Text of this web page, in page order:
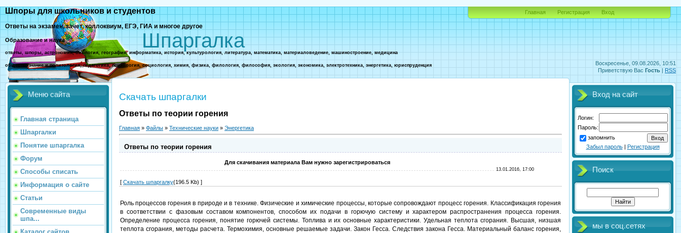
Воскресенье, 09.08.2026, 10:51
Приветствую Вас Гость RSS
Шпаргалка
Шпоры для школьников и студентов
Ответы на экзамен, зачет, коллоквиум, ЕГЭ, ГИА и многое другое
Образование и наука
ответы, шпоры, астрономия, биология, география, информатика, история, культурология, литература, математика, материаловедение, машиностроение, медицина
обществознание и политология, педагогика, психология, социология, химия, физика, филология, философия, экология, экономика, электротехника, энергетика, юриспруденция
Главная Регистрация Вход
Меню сайта
Главная страница
Шпаргалки
Понятие шпаргалка
Форум
Способы списать
Информация о сайте
Статьи
Современные виды
шпа...
Скачать шпаргалки
Ответы по теории горения
Главная » Файлы » Технические науки » Энергетика
Ответы по теории горения
Для скачивания материала Вам нужно зарегистрироваться
[ Скачать шпаргалку(196.5 Kb) ]
13.01.2016, 17:00
Роль процессов горения в природе и в технике. Физические и химические процессы, которые сопровождают процесс горения. Классификация горения
в соответствии с фазовым составом компонентов, способом их подачи в горючую систему и характером распространения процесса горения.
Определение процесса горения, понятие горючей системы. Топлива и их основные характеристики. Удельная теплота сгорания. Высшая, низшая
теплота сгорания, методы расчета. Термохимия, основные решаемые задачи. Закон Гесса. Следствия закона Гесса. Материальный баланс горения,
Вход на сайт
Логин:
Пароль:
запомнить
Забыл пароль| Регистрация
Поиск
мы в соц.сетях